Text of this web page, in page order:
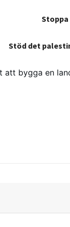
Stöd det
att bygga en